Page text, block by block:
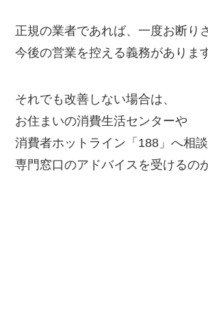
正規の業者であれば、一度お断り
今後の営業を控える義務がありま
それでも改善しない場合は、
お住まいの消費生活センターや
消費者ホットライン「188」へ相談
専門窓口のアドバイスを受けるの